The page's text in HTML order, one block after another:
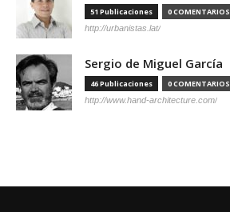
51 Publicaciones 0 COMENTARIOS
http://urbanistas.lat/
Sergio de Miguel García
46 Publicaciones 0 COMENTARIOS
http://www.hand-architecture.com/